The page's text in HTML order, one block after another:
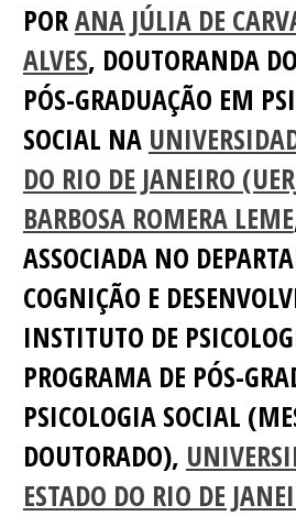
PORANA JÚLIA DE
ALVES, DOUTORANDA
PÓS-GRADUAÇÃO EM
SOCIAL NA
DO RIO DE JANEIRO
BARBOSA ROMERA LEME
ASSOCIADA NO
COGNIÇÃO E
INSTITUTO DE
PROGRAMA DE PÓS-
PSICOLOGIA SOCIAL
DOUTORADO),
ESTADO DO RIO DE